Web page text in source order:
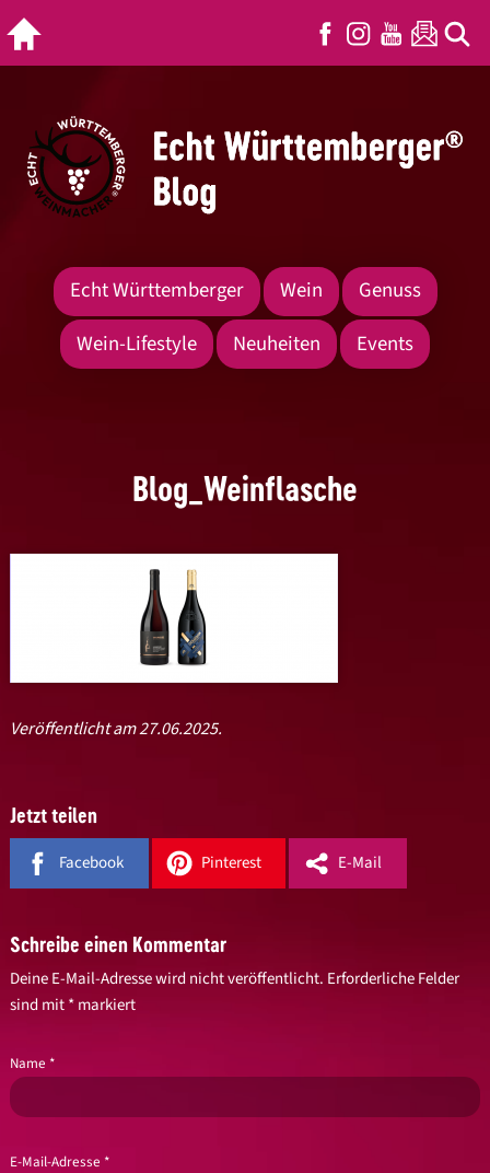
Echt Württemberger Wein
Genuss
Wein-Lifestyle
Neuheiten Events
Blog_Weinflasche
Veröffentlicht am 27.06.2025.
Jetzt teilen
Facebook Pinterest E-Mail
Schreibe einen Kommentar
Deine E-Mail-Adresse wird nicht veröffentlicht. Erforderliche Felder
sind mit*markiert
Name *
E-Mail-Adresse *